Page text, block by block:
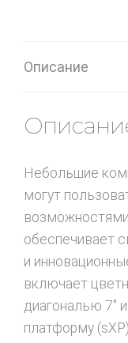
Описание
Небольшие
могут
обеспечивает
и
включает
диагональю 7″
платформу